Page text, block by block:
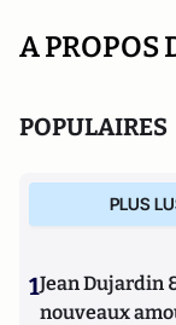
A PROPOS
POPULAIRES
PLUS
1Jean Dujardin
nouveaux